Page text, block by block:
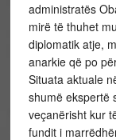
administratës
mirë të thuhet
diplomatik atje,
anarkie që po
Situata aktuale
shumë ekspertë
veçanërisht kur
fundit i